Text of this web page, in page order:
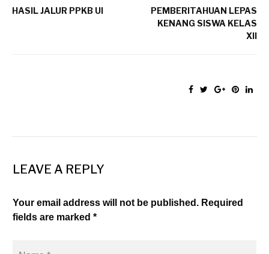
HASIL JALUR PPKB UI
PEMBERITAHUAN LEPAS
KENANG SISWA KELAS
XII
LEAVE A REPLY
Your email address will not be published. Required
fields are marked *